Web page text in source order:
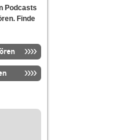
Podcasts
Finde